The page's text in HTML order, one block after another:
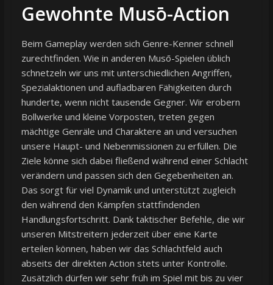
Gewohnte Musō-Action
Beim Gameplay werden sich Genre-Kenner schnell
zurechtfinden. Wie in anderen Musō-Spielen üblich
schnetzeln wir uns mit unterschiedlichen Angriffen,
Spezialaktionen und aufladbaren Fähigkeiten durch
hunderte, wenn nicht tausende Gegner. Wir erobern
Bollwerke und kleine Vorposten, treten gegen
mächtige Genräle und Charaktere an und versuchen
unsere Haupt- und Nebenmissionen zu erfüllen. Die
Ziele könne sich dabei fließend während einer Schlacht
verändern und passen sich den Gegebenheiten an.
Das sorgt für viel Dynamik und unterstützt zugleich
den während den Kämpfen stattfindenden
Handlungsfortschritt. Dank taktischer Befehle, die wir
unseren Mitstreitern jederzeit über eine Karte
erteilen können, haben wir das Schlachtfeld auch
abseits der direkten Action stets unter Kontrolle.
Zusätzlich dürfen wir sehr früh im Spiel mit bis zu vier